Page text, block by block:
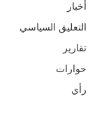
أخبار
التعليق السياسي
تقارير
حوارات
رأي